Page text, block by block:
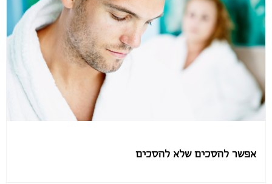
אפשר להסכים שלא להסכים